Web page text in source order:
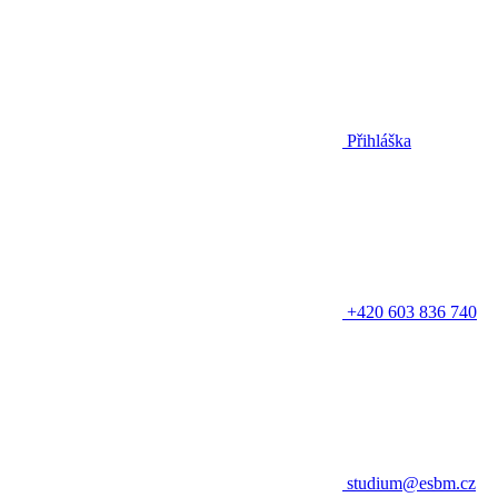
Přihláška
+420 603 836 740
studium@esbm.cz